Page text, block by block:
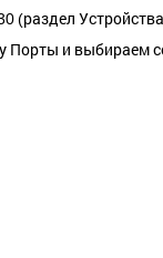
(раздел
Порты и выбираем